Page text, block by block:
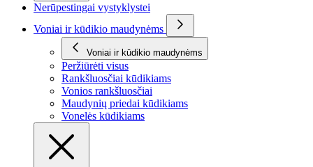
Nerūpestingai vystyklystei
Voniai ir kūdikio maudynėms
Voniai ir kūdikio maudynėms
Peržiūrėti visus
Rankšluosčiai kūdikiams
Vonios rankšluosčiai
Maudynių priedai kūdikiams
Vonelės kūdikiams